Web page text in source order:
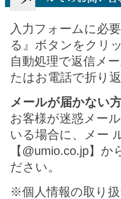
入力フォームに必
る』ボタンをクリ
自動処理で返信メ
たはお電話で折り
メールが届かない
お客様が迷惑メー
いる場合に、メー
【@umio.co.jp】
ださい。
※個人情報の取り扱